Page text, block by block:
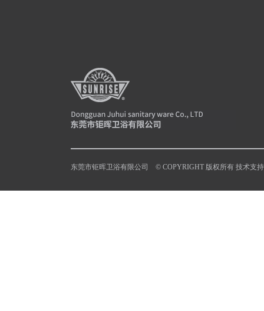
东莞市钜晖卫浴有限公司 © COPYRIGHT 版权所有 技术支